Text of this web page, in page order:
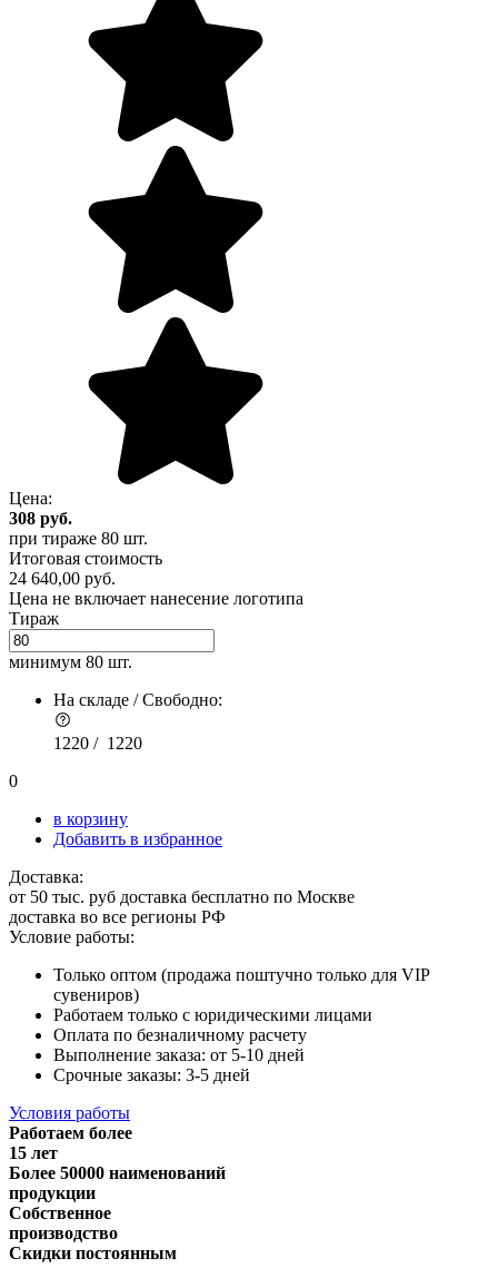
Цена:
308 руб.
при тираже 80 шт.
Итоговая стоимость
24 640,00 руб.
Цена не включает нанесение логотипа
Тираж
минимум 80 шт.
На складе / Свободно:
1220 / 1220
0
в корзину
Добавить в избранное
Доставка:
от 50 тыс. руб доставка бесплатно по Москве
доставка во все регионы РФ
Условие работы:
Только оптом (продажа поштучно только для VIP
сувениров)
Работаем только с юридическими лицами
Оплата по безналичному расчету
Выполнение заказа: от 5-10 дней
Срочные заказы: 3-5 дней
Условия работы
Работаем более
15 лет
Более 50000 наименований
продукции
Собственное
производство
Скидки постоянным